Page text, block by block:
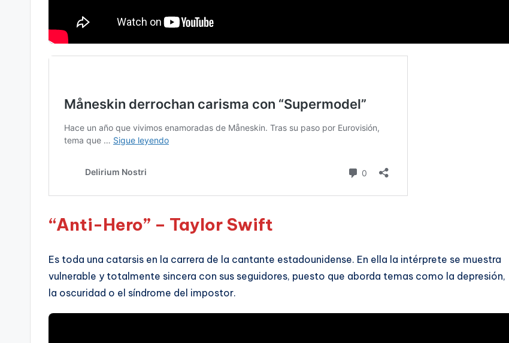
“Anti-Hero” – Taylor Swift
Es toda una catarsis en la carrera de la cantante estadounidense. En ella la intérprete se muestra
vulnerable y totalmente sincera con sus seguidores, puesto que aborda temas como la depresión,
la oscuridad o el síndrome del impostor.